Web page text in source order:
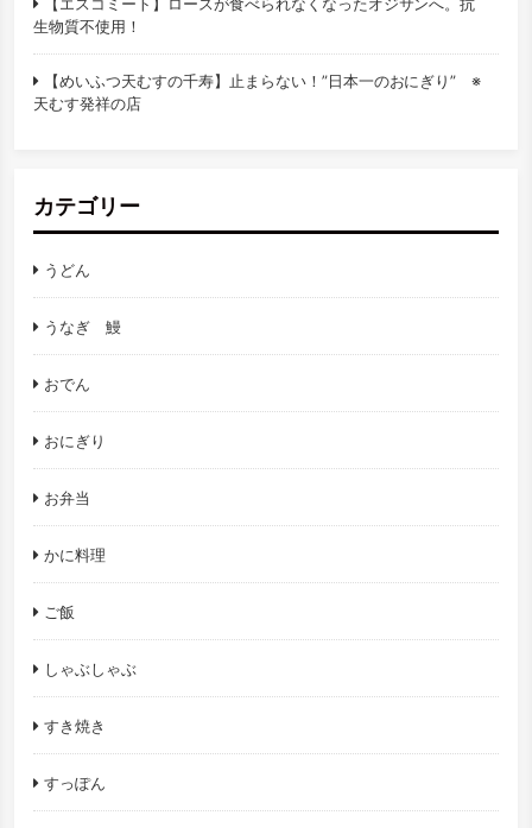
生物質不使用！
【めいふつ天むすの千寿】止まらない！”日本一のおにぎり” ※
天むす発祥の店
カテゴリー
うどん
うなぎ 鰻
おでん
おにぎり
お弁当
かに料理
ご飯
しゃぶしゃぶ
すき焼き
すっぽん